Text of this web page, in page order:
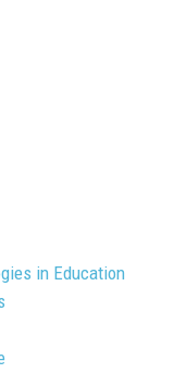
in Education